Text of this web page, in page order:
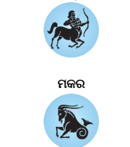
ମକର